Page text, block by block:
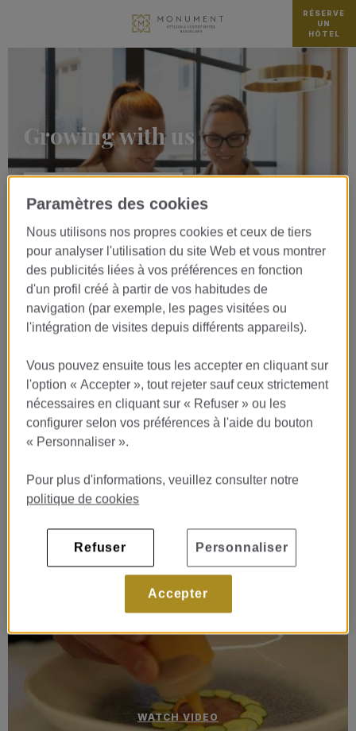
RÉSERVE
UN
HÔTEL
Growing with us
Queremos que tus prácticas sean una
un antes y un después en tu proceso de
formación y de acercamiento al mundo
laboral.
En Monument Hotel disfrutamos con lo que hacemos y estamos
desarrollo de talento y comprendemos la relevancia que tienen
los programas de prácticas en la industria hotelera. Si eres
te apasiona el mundo de la Hostelería - Restauración. Monument
Hotel te ofrece la oportunidad de formar parte de nuestro
programa.
WATCH VIDEO
Paramètres des cookies
Nous utilisons nos propres cookies et ceux de tiers
pour analyser l'utilisation du site Web et vous montrer
des publicités liées à vos préférences en fonction
d'un profil créé à partir de vos habitudes de
navigation (par exemple, les pages visitées ou
l'intégration de visites depuis différents appareils).
Vous pouvez ensuite tous les accepter en cliquant sur
l'option « Accepter », tout rejeter sauf ceux strictement
nécessaires en cliquant sur « Refuser » ou les
configurer selon vos préférences à l'aide du bouton
« Personnaliser ».
Pour plus d'informations, veuillez consulter notre
politique de cookies
Refuser
Accepter
Personnaliser